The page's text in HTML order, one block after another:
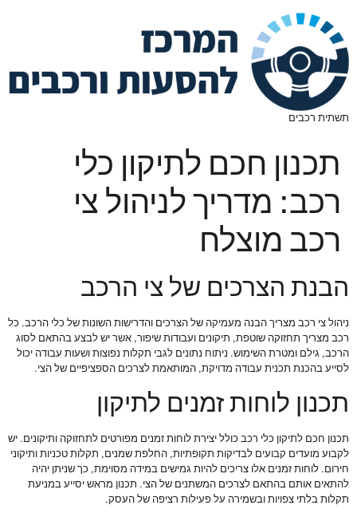
תשתית רכבים
תכנון חכם לתיקון כלי
רכב: מדריך לניהול צי
רכב מוצלח
הבנת הצרכים של צי הרכב
ניהול צי רכב מצריך הבנה מעמיקה של הצרכים והדרישות השונות של כלי הרכב. כל
רכב מצריך תחזוקה שוטפת, תיקונים ועבודות שיפור, אשר יש לבצע בהתאם לסוג
הרכב, גילם ומטרת השימוש. ניתוח נתונים לגבי תקלות נפוצות ושעות עבודה יכול
לסייע בהכנת תכנית עבודה מדויקת, המותאמת לצרכים הספציפיים של הצי.
תכנון לוחות זמנים לתיקון
תכנון חכם לתיקון כלי רכב כולל יצירת לוחות זמנים מפורטים לתחזוקה ותיקונים. יש
לקבוע מועדים קבועים לבדיקות תקופתיות, החלפת שמנים, תקלות טכניות ותיקוני
חירום. לוחות זמנים אלו צריכים להיות גמישים במידה מסוימת, כך שניתן יהיה
להתאים אותם בהתאם לצרכים המשתנים של הצי. תכנון מראש יסייע במניעת
תקלות בלתי צפויות ובשמירה על פעילות רציפה של העסק.